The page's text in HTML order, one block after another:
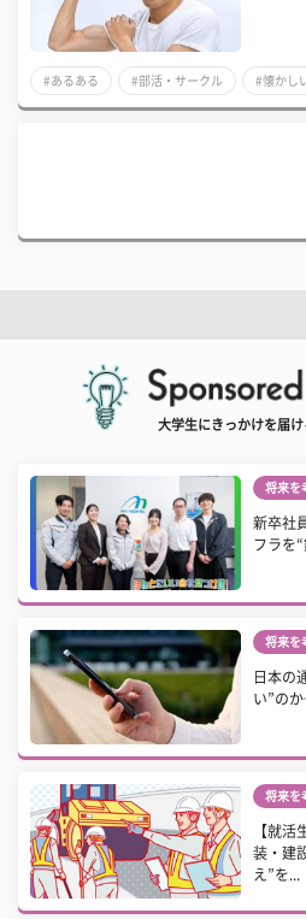
#あるある #部活・サークル #懐かし
大学生にきっかけを届
将来を
新卒社
フラを
将来を
日本の
い”の
将来を
【就活
装・建
え”を...